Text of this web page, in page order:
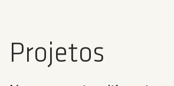
Projetos